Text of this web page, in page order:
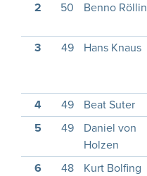
2
50 Benno Röllin
3
49 Hans Knaus
4
49 Beat Suter
5
49
Daniel von
Holzen
6
48 Kurt Bolfing